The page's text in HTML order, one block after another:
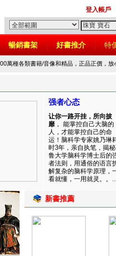
登入帳戶
暢銷書架 好書推介 特
萬種各類書籍/音像和精品，正品正價，
强者心态
让你一路开挂，所向披
靡 ， 能掌控自己大脑的
人，才能掌控自己的命
运！脑科学专家姚乃琳
时3年，亲自执笔，揭
鲁大学脑科学博士后的
者法则，用通俗的语言
解复杂的脑科学原理，
看就懂，一用就灵。。
新書推薦